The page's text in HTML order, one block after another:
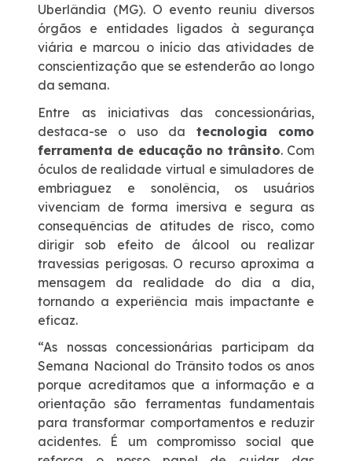
Atendimento
Ressarcimento
Dúvidas
Fornecedores
Nosso endereço
Telefones Úteis
Trabalhe Conosco
Mapa
Mapa
Nosso 0800
Uberlândia (MG). O evento reuniu diversos
órgãos e entidades ligados à segurança
viária e marcou o início das atividades de
conscientização que se estenderão ao longo
da semana.
Entre as iniciativas das concessionárias,
destaca-se o uso da tecnologia como
ferramenta de educação no trânsito. Com
óculos de realidade virtual e simuladores de
embriaguez e sonolência, os usuários
vivenciam de forma imersiva e segura as
consequências de atitudes de risco, como
dirigir sob efeito de álcool ou realizar
travessias perigosas. O recurso aproxima a
mensagem da realidade do dia a dia,
tornando a experiência mais impactante e
eficaz.
“As nossas concessionárias participam da
Semana Nacional do Trânsito todos os anos
porque acreditamos que a informação e a
orientação são ferramentas fundamentais
para transformar comportamentos e reduzir
acidentes. É um compromisso social que